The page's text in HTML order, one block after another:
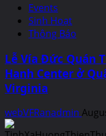
Events
Sinh Hoạt
Thông Báo
Lễ Vía Đức Quán
Hanh Center ở
Virginia
webVFRanadmin